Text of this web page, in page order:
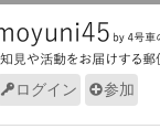
ログイン 参加